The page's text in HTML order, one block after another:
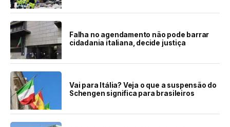
Falha no agendamento não pode barrar
cidadania italiana, decide justiça
Vai para Itália? Veja o que a suspensão do
Schengen significa para brasileiros